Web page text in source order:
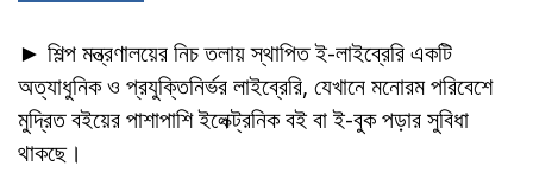
শিল্প মন্ত্রণালয়ের নিচ তলায় স্থাপিত ই-লাইব্রেরি একটি
অত্যাধুনিক ও প্রযুক্তিনির্ভর লাইব্রেরি, যেখানে মনোরম পরিবেশে
মুদ্রিত বইয়ের পাশাপাশি ইলেক্ট্রনিক বই বা ই-বুক পড়ার সুবিধা
থাকছে।